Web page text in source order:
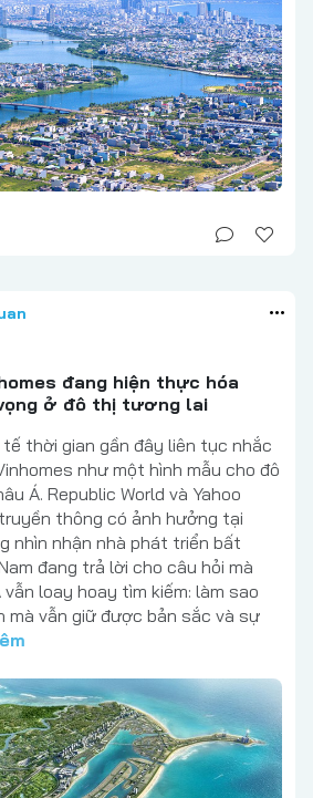
đang hiện thực hóa
ở đô thị tương lai
thời gian gần đây liên tục nhắc
như một hình mẫu cho đô
Á. Republic World và Yahoo
thông có ảnh hưởng tại
nhìn nhận nhà phát triển bất
đang trả lời cho câu hỏi mà
loay hoay tìm kiếm: làm sao
mà vẫn giữ được bản sắc và sự